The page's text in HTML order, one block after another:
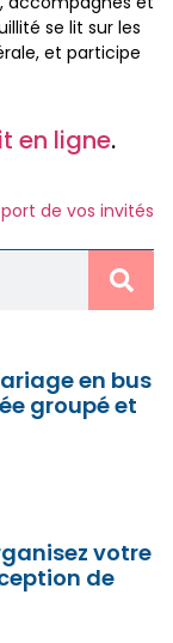
se lit sur les
et participe
en ligne.
de vos invités
en bus
groupé et
votre
de